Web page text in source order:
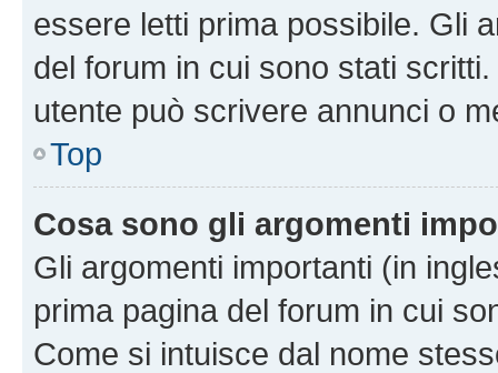
essere letti prima possibile. Gli
del forum in cui sono stati
utente può scrivere annunci o
Top
Cosa sono gli argomenti
Gli argomenti importanti (in
prima pagina del forum in cui
Come si intuisce dal nome